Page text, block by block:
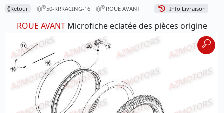
⟪Retour 50-RRRACING-16 ROUE AVANT Info Livraison
ROUE AVANTMicrofiche eclatée des pièces origine